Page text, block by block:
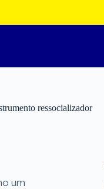
ressocializador
um